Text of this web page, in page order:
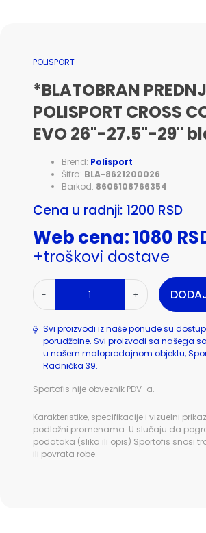
POLISPORT
*BLATOBRAN
POLISPORT CROSS
EVO 26"-27.5"-29"
Brend: Polisport
Šifra: BLA-8621200026
Barkod: 8606108766354
Cena u radnji: 1200 RSD
Web cena: 1080
+troškovi dostave
- +
Svi proizvodi iz naše ponude su
porudžbine. Svi proizvodi sa našega
u našem maloprodajnom objektu,
Radnička 39.
Sportofis nije obveznik PDV-a.
Karakteristike, specifikacije i vizuelni
podložni promenama. U slučaju da
podataka (slika ili opis) Sportofis snosi
ili povrata robe.